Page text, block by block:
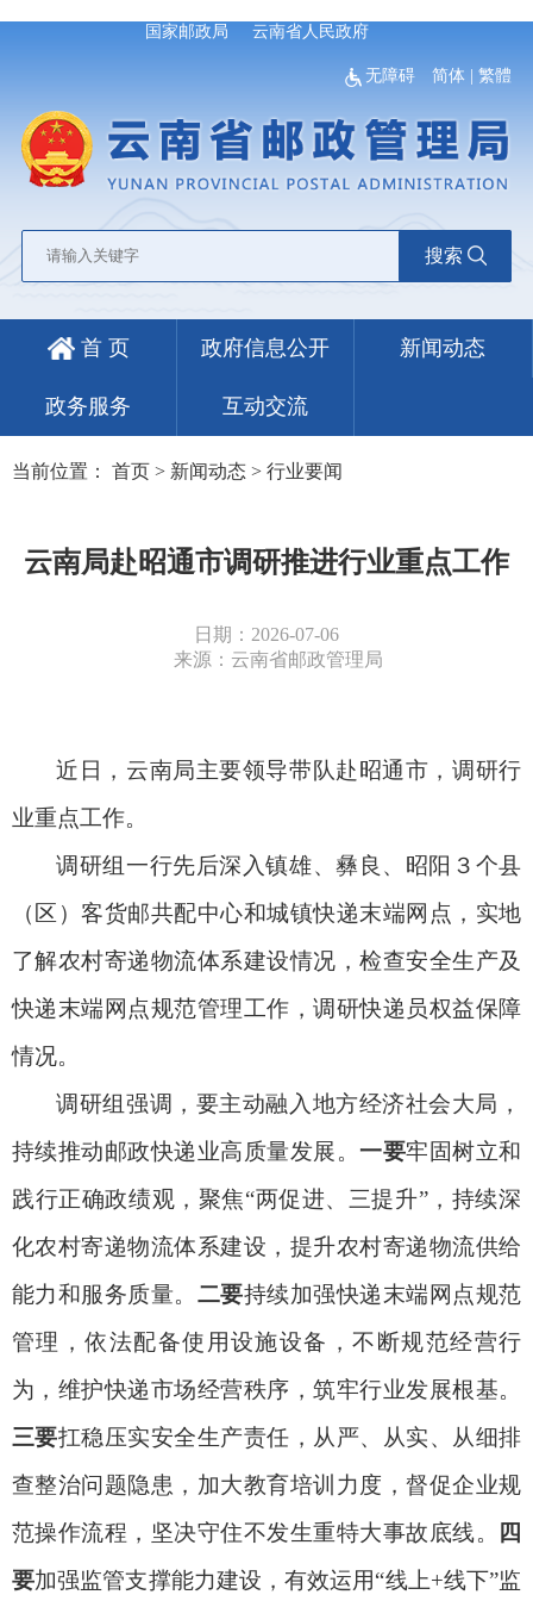
国家邮政局 云南省人民政府
无障碍 简体 |繁體
搜索
首 页 政府信息公开 新闻动态
政务服务 互动交流
当前位置： 首页 > 新闻动态 > 行业要闻
云南局赴昭通市调研推进行业重点工作
日期：2026-07-06
来源：云南省邮政管理局
近日，云南局主要领导带队赴昭通市 ， 调研行
业重点工作。
调研组 一行先后深入镇雄、彝良、昭阳 ３ 个县
（ 区 ）客货邮共配中心和城镇快递末端网点，实地
了解农村寄递物流体系建设情况，检查安全生产及
快递末端网点规范管理工作，调研快递员权益保障
情况。
调研组强调，要主动融入地方经济社会大局，
持续推动邮政快递业高质量发展。一要牢固树立和
践行正确政绩观，聚焦“两促进、三提升”，持续深
化农村寄递物流体系建设，提升农村寄递物流供给
能力和服务质量。 二要持续加强快递末端网点规范
管理，依法配备使用设施设备，不断规范经营行
为，维护快递市场经营秩序，筑牢行业发展根基。
三要扛稳压实安全生产责任 ， 从严、从实、从细排
查整治问题隐患，加大教育培训力度，督促企业规
范操作流程， 坚决守住不发生重特大事故底线。
四
要加强监管支撑能力建设，有效运用“线上+线下”监